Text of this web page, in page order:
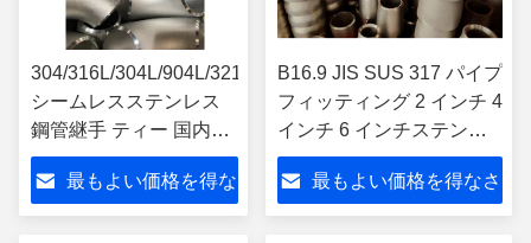
304/316L/304L/904L/321/310
シームレスステンレス
鋼管継手 ティー 国内使
用 Sch10s
最もよい価格を得な
B16.9 JIS SUS 317 パイプ
フィッティング 2 インチ 4
インチ 6 インチステンレ
ス鋼 コンセントリック/エ
クセントリック減圧器
最もよい価格を得なさ